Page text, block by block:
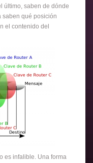
último, saben de dónde
saben qué posición
el contenido del
es infalible. Una forma